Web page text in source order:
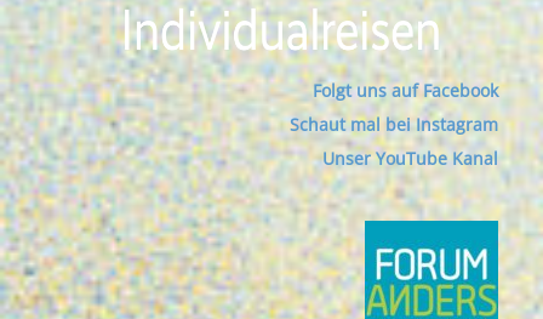
Folgt uns auf Facebook
Schaut mal bei Instagram
Unser YouTube Kanal